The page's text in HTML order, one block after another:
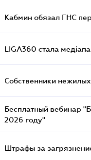
Кабмин обязал ГНС
LIGA360 стала
Собственники
Бесплатный вебинар
2026 году"
Штрафы за